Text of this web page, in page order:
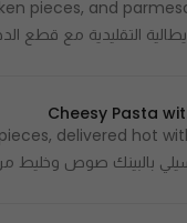
التقليدية مع قطع
Cheesy Pasta
بالبينك صوص وخليط من